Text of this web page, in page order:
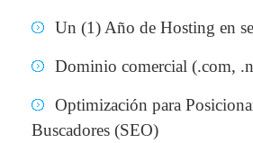
Un (1) Año de Hosting en
Dominio comercial (.com,
Optimización para
Buscadores (SEO)